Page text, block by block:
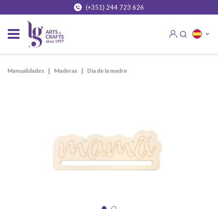
(+351) 244 723 626
manualidades maderas día de la madre